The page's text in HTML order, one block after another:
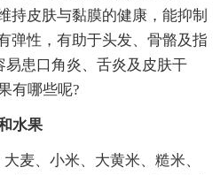
持皮肤与黏膜的健康，能抑制
弹性，有助于头发、骨骼及指
患口角炎、舌炎及皮肤干
有哪些呢?
水果
麦、小米、大黄米、糙米、